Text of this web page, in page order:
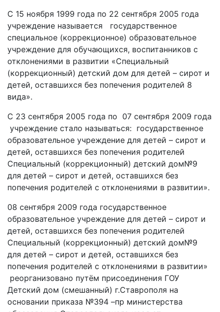
С 15 ноября 1999 года по 22 сентября 2005 года
учреждение называется государственное
специальное (коррекционное) образовательное
учреждение для обучающихся, воспитанников с
отклонениями в развитии «Специальный
(коррекционный) детский дом для детей – сирот и
детей, оставшихся без попечения родителей 8
вида».
С 23 сентября 2005 года по 07 сентября 2009 года
учреждение стало называться: государственное
образовательное учреждение для детей – сирот и
детей, оставшихся без попечения родителей
Специальный (коррекционный) детский дом№9
для детей – сирот и детей, оставшихся без
попечения родителей с отклонениями в развитии».
08 сентября 2009 года государственное
образовательное учреждение для детей – сирот и
детей, оставшихся без попечения родителей
Специальный (коррекционный) детский дом№9
для детей – сирот и детей, оставшихся без
попечения родителей с отклонениями в развитии»
реорганизовано путём присоединения ГОУ
Детский дом (смешанный) г.Ставрополя на
основании приказа №394 –пр министерства